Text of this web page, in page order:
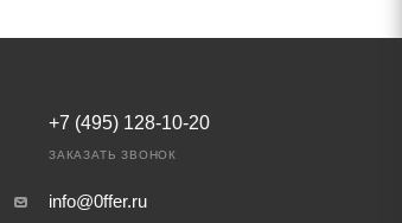
+7 (495) 128-10-20
ЗАКАЗАТЬ ЗВОНОК
info@0ffer.ru